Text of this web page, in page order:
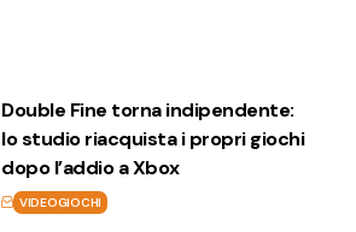
Double Fine torna indipendente:
lo studio riacquista i propri giochi
dopo l’addio a Xbox
VIDEOGIOCHI